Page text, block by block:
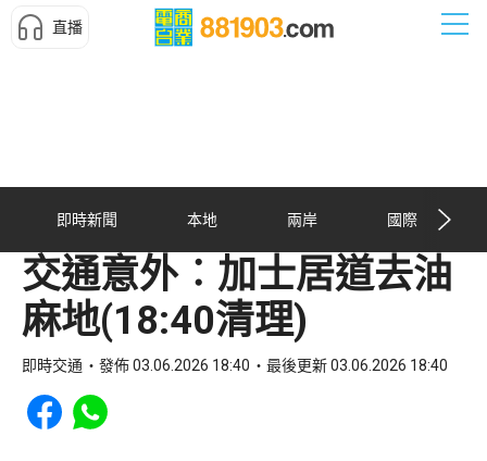
直播
即時新聞 本地 兩岸 國際
交通意外︰加士居道去油
麻地(18:40清理)
即時交通 發佈 03.06.2026 18:40 最後更新 03.06.2026 18:40
Share to Facebook
Share to WhatsApp